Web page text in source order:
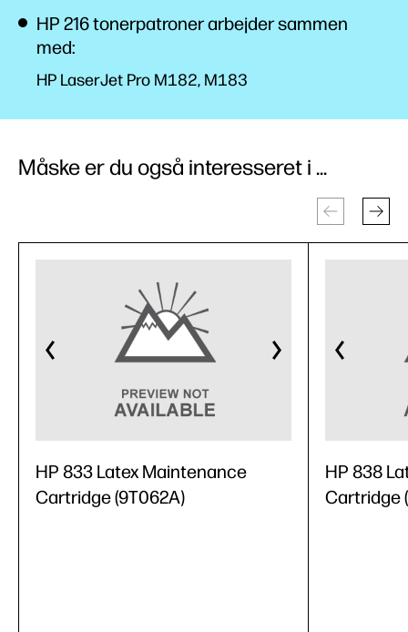
HP 216 tonerpatroner arbejder sammen
med:
HP LaserJet Pro M182, M183
Måske er du også interesseret i ...
HP 833 Latex Maintenance
Cartridge (9T062A)
HP 838
Cartridge